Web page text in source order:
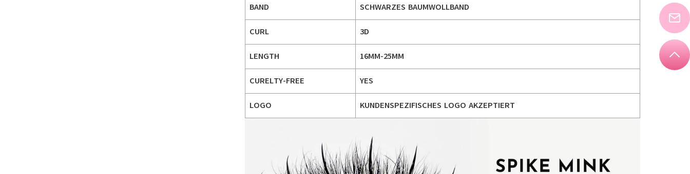
BAND SCHWARZES BAUMWOLLBAND
CURL 3D
LENGTH 16MM-25MM
CURELTY-FREE YES
LOGO KUNDENSPEZIFISCHES LOGO AKZEPTIERT